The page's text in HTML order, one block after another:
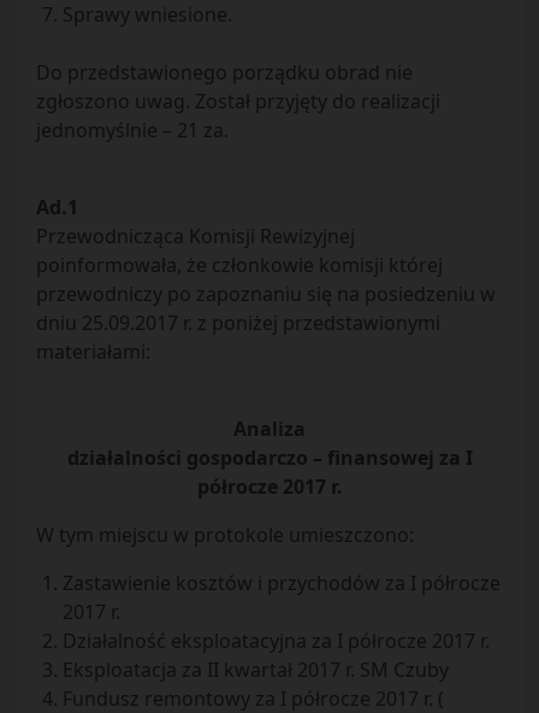
Sprawy wniesione.
Do przedstawionego porządku obrad nie
zgłoszono uwag. Został przyjęty do realizacji
jednomyślnie – 21 za.
Ad.1
Przewodnicząca Komisji Rewizyjnej
poinformowała, że członkowie komisji której
przewodniczy po zapoznaniu się na posiedzeniu w
dniu 25.09.2017 r. z poniżej przedstawionymi
materiałami:
Analiza
działalności gospodarczo – finansowej za I
półrocze 2017 r.
W tym miejscu w protokole umieszczono:
Zastawienie kosztów i przychodów za I półrocze
2017 r.
Działalność eksploatacyjna za I półrocze 2017 r.
Eksploatacja za II kwartał 2017 r. SM Czuby
Fundusz remontowy za I półrocze 2017 r. (